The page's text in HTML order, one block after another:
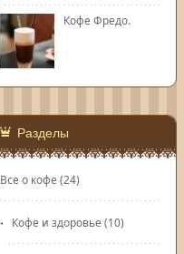
Кофе Фредо.
Разделы
Все о кофе (24)
Кофе и здоровье (10)